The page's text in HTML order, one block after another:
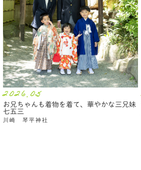
2026.05
お兄ちゃんも着物を着て、華やかな三兄妹
七五三
川崎 琴平神社